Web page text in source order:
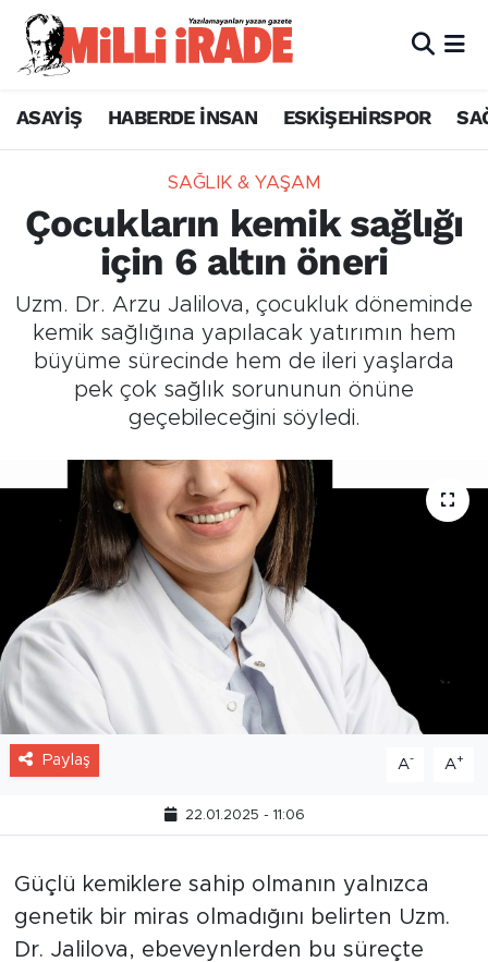
ASAYİŞ HABERDE İNSAN ESKİŞEHİRSPOR
SAĞLIK & YAŞAM
Çocukların kemik sağlığı
için 6 altın öneri
Uzm. Dr. Arzu Jalilova, çocukluk döneminde
kemik sağlığına yapılacak yatırımın hem
büyüme sürecinde hem de ileri yaşlarda
pek çok sağlık sorununun önüne
geçebileceğini söyledi.
Paylaş A- A+
22.01.2025 - 11:06
Güçlü kemiklere sahip olmanın yalnızca
genetik bir miras olmadığını belirten Uzm.
Dr. Jalilova, ebeveynlerden bu süreçte